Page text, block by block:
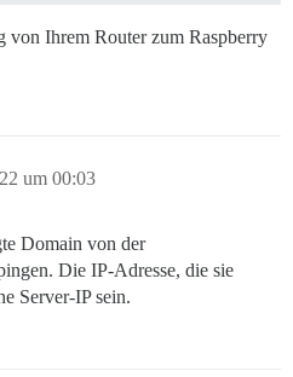
von Ihrem Router zum Raspberry
um 00:03
Domain von der
Die IP-Adresse, die sie
Server-IP sein.